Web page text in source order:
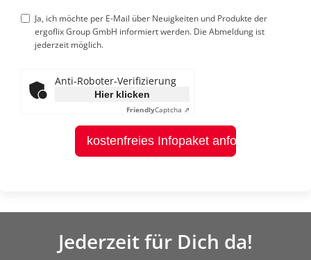
Ja, ich möchte per E-Mail über Neuigkeiten und Produkte der
ergoflix Group GmbH informiert werden. Die Abmeldung ist
jederzeit möglich.
Anti-Roboter-Verifizierung
Hier klicken
FriendlyCaptcha ⇗
kostenfreies Infopaket anfordern
Jederzeit für Dich da!